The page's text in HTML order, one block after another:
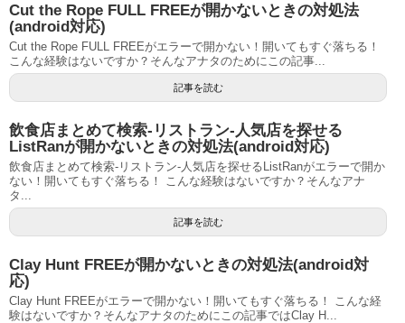
Cut the Rope FULL FREEが開かないときの対処法
(android対応)
Cut the Rope FULL FREEがエラーで開かない！開いてもすぐ落ちる！
こんな経験はないですか？そんなアナタのためにこの記事...
記事を読む
飲食店まとめて検索-リストラン-人気店を探せる
ListRanが開かないときの対処法(android対応)
飲食店まとめて検索-リストラン-人気店を探せるListRanがエラーで開か
ない！開いてもすぐ落ちる！ こんな経験はないですか？そんなアナ
タ...
記事を読む
Clay Hunt FREEが開かないときの対処法(android対
応)
Clay Hunt FREEがエラーで開かない！開いてもすぐ落ちる！ こんな経
験はないですか？そんなアナタのためにこの記事ではClay H...